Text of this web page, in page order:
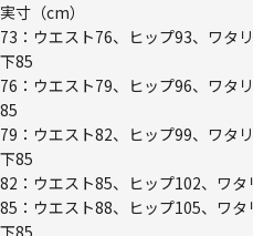
実寸（cm）
73：ウエスト76、ヒップ93、ワタ
下85
76：ウエスト79、ヒップ96、ワタ
85
79：ウエスト82、ヒップ99、ワタ
下85
82：ウエスト85、ヒップ102、ワ
85：ウエスト88、ヒップ105、ワ